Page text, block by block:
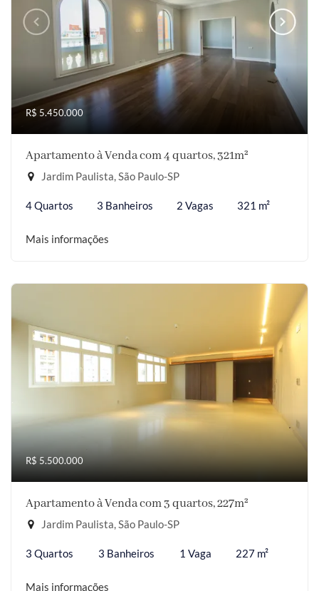
R$ 5.450.000
Apartamento à Venda com 4 quartos, 321m²
Jardim Paulista, São Paulo-SP
4 Quartos 3 Banheiros 2 Vagas 321 m²
Mais informações
R$ 5.500.000
Apartamento à Venda com 3 quartos, 227m²
Jardim Paulista, São Paulo-SP
3 Quartos 3 Banheiros 1 Vaga 227 m²
Mais informações